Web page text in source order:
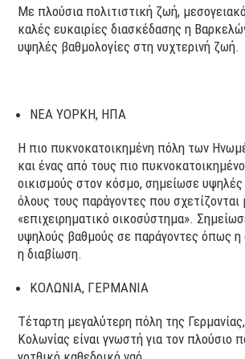
Με πλούσια πολιτιστική ζωή,
καλές ευκαιρίες διασκέδασης η
υψηλές βαθμολογίες στη νυχτερινή ζωή.
ΝΕΑ ΥΟΡΚΗ, ΗΠΑ
Η πιο πυκνοκατοικημένη πόλη των
και ένας από τους πιο
οικισμούς στον κόσμο, σημείωσε
όλους τους παράγοντες που σχετίζονται
«επιχειρηματικό οικοσύστημα».
υψηλούς βαθμούς σε παράγοντες όπως η
η διαβίωση.
ΚΟΛΩΝΙΑ, ΓΕΡΜΑΝΙΑ
Τέταρτη μεγαλύτερη πόλη της
Κολωνίας είναι γνωστή για τον πλούσιο